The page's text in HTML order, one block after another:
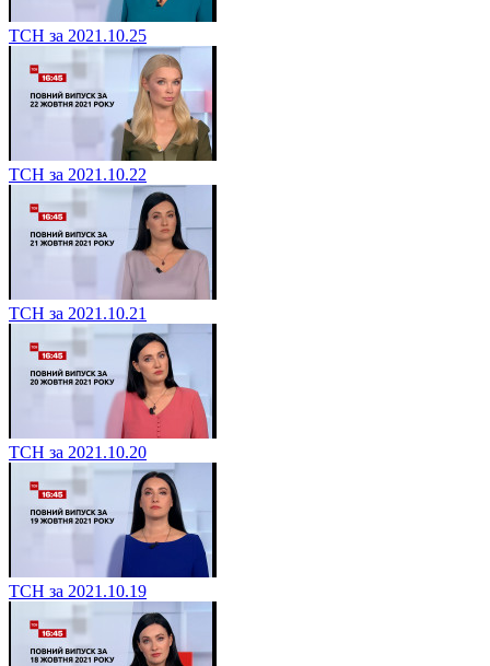
ТСН за 2021.10.25
ТСН за 2021.10.22
ТСН за 2021.10.21
ТСН за 2021.10.20
ТСН за 2021.10.19